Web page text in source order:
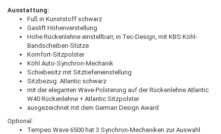
Ausstattung:
Fuß in Kunststoff schwarz
Gaslift Höhenverstellung
Hohe Rückenlehne einstellbarr, in Tec-Design, mit KBS Köhl-
Bandscheiben-Stütze
Komfort-Sitzpolster
Köhl Auto-Synchron-Mechanik
Schiebesitz mit Sitztiefeneinstellung
Sitzbezug: Atlantic schwarz
mit der eleganten Wave-Polsterung auf der Rückenlehne Atlantic
W40 Rückenlehne + Atlantic Sitzpolster
ausgezeichnet mit dem German Design Award
Optional:
Tempeo Wave 6500 hat 3 Synchron-Mechaniken zur Auswahl